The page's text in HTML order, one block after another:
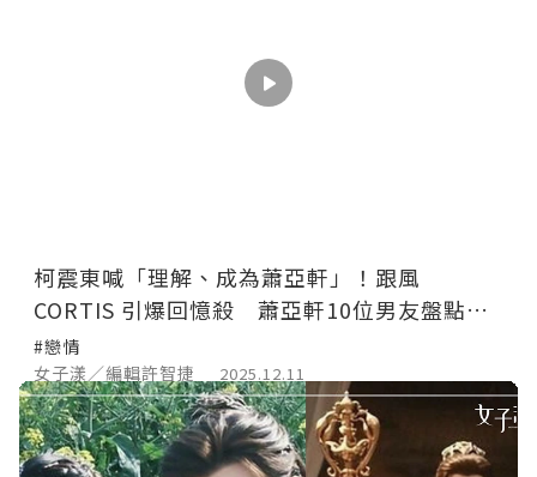
柯震東喊「理解、成為蕭亞軒」！跟風
CORTIS 引爆回憶殺 蕭亞軒10位男友盤點：
這任竟小16歲
#戀情
女子漾／編輯許智捷
2025.12.11